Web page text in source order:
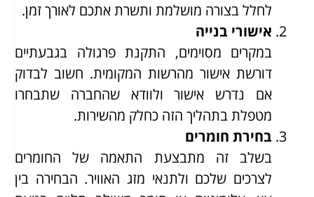
לחלל בצורה מושלמת ותשרת אתכם לאורך זמן.
אישורי בנייה
במקרים מסוימים, התקנת פרגולה בגבעתיים
דורשת אישור מהרשות המקומית. חשוב לבדוק
אם נדרש אישור ולוודא שהחברה שתבחרו
מטפלת בתהליך הזה כחלק מהשירות.
בחירת חומרים
בשלב זה מתבצעת התאמה של החומרים
לצרכים שלכם ולתנאי מזג האוויר. הבחירה בין